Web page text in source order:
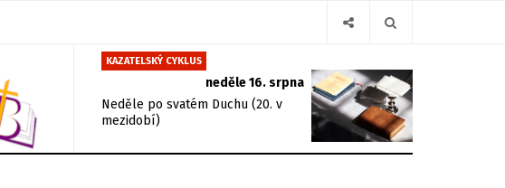
KAZATELSKÝ CYKLUS
neděle 16. srpna
Neděle po svatém Duchu (20. v
mezidobí)